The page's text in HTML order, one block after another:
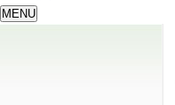
MENU